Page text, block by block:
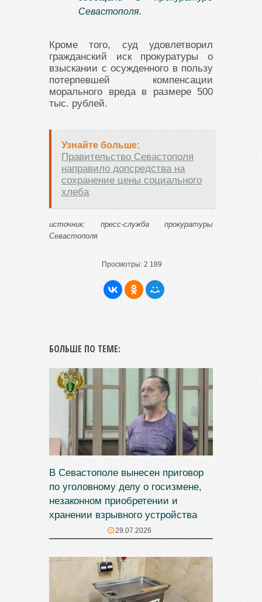
Севастополя.
Кроме того, суд удовлетворил
гражданский иск прокуратуры о
взыскании с осужденного в пользу
потерпевшей компенсации
морального вреда в размере 500
тыс. рублей.
Узнайте больше:
Правительство Севастополя
направило допсредства на
сохранение цены социального
хлеба
источник: пресс-служба прокуратуры
Севастополя
Просмотры: 2 189
БОЛЬШЕ ПО ТЕМЕ:
В Севастополе вынесен приговор
по уголовному делу о госизмене,
незаконном приобретении и
хранении взрывного устройства
29.07.2026